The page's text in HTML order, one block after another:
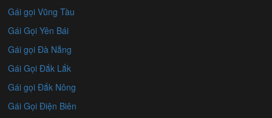
Gái gọi Vũng Tàu
Gái Gọi Yên Bái
Gái gọi Đà Nẵng
Gái Gọi Đắk Lắk
Gái gọi Đắk Nông
Gái Gọi Điện Biên